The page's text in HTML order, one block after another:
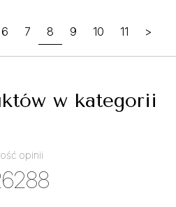
6 7 8 9 10 11 >
w kategorii
opinii